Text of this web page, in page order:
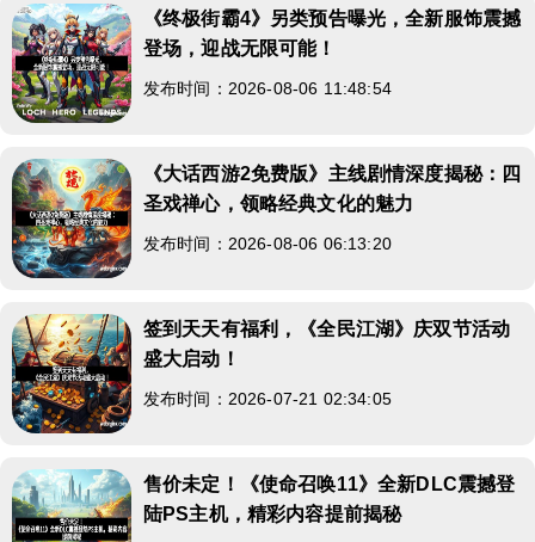
《终极街霸4》另类预告曝光，全新服饰震撼
登场，迎战无限可能！
发布时间：2026-08-06 11:48:54
《大话西游2免费版》主线剧情深度揭秘：四
圣戏禅心，领略经典文化的魅力
发布时间：2026-08-06 06:13:20
签到天天有福利，《全民江湖》庆双节活动
盛大启动！
发布时间：2026-07-21 02:34:05
售价未定！《使命召唤11》全新DLC震撼登
陆PS主机，精彩内容提前揭秘